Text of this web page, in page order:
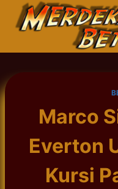
Marco
Everton
Kursi